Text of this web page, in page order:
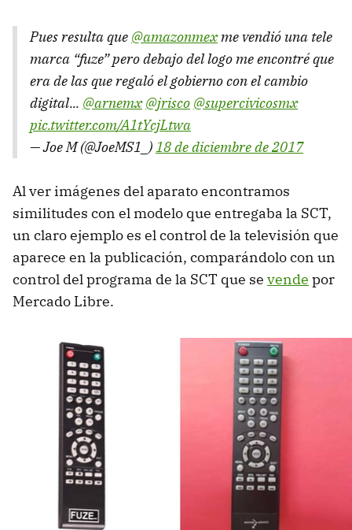
Pues resulta que @amazonmexme vendió una tele
marca “fuze” pero debajo del logo me encontré que
era de las que regaló el gobierno con el cambio
digital... @arnemx @jrisco @supercivicosmx
pic.twitter.com/A1tYcjLtwa
— Joe M (@JoeMS1_)18 de diciembre de 2017
Al ver imágenes del aparato encontramos
similitudes con el modelo que entregaba la SCT,
un claro ejemplo es el control de la televisión que
aparece en la publicación, comparándolo con un
control del programa de la SCT que se vende por
Mercado Libre.